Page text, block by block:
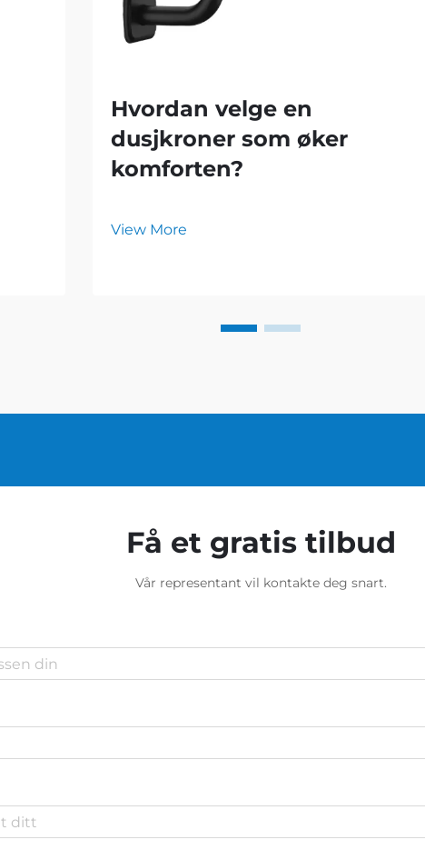
Hvordan velge en
dusjkroner som øker
komforten?
View More
Få et gratis tilbud
Vår representant vil kontakte deg snart.